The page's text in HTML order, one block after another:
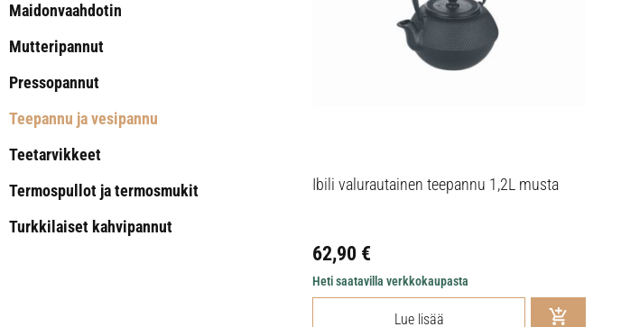
Maidonvaahdotin
Mutteripannut
Pressopannut
Teepannu ja vesipannu
Teetarvikkeet
Termospullot ja termosmukit
Turkkilaiset kahvipannut
Ibili valurautainen teepannu 1,2L musta
62,90 €
Heti saatavilla verkkokaupasta
Lue lisää